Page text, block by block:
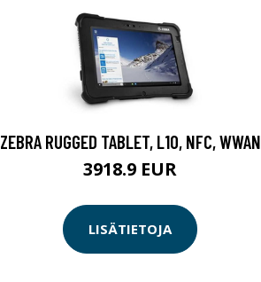
ZEBRA RUGGED TABLET, L10, NFC, WWAN
3918.9 EUR
LISÄTIETOJA